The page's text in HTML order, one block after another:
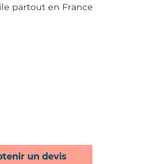
partout en France
un devis